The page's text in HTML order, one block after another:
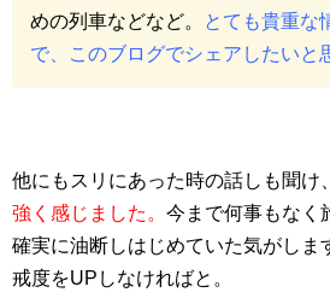
めの列車などなど。
とても貴重な
で、このブログでシェアしたいと
他にもスリにあった時の話しも聞け、
強く感じました。 今まで何事もなく
確実に油断しはじめていた気がしま
戒度をUPしなければと。